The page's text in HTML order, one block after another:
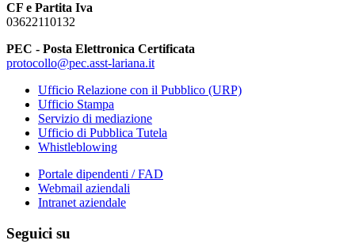
CF e Partita Iva
03622110132
PEC - Posta Elettronica Certificata
protocollo@pec.asst-lariana.it
Ufficio Relazione con il Pubblico (URP)
Ufficio Stampa
Servizio di mediazione
Ufficio di Pubblica Tutela
Whistleblowing
Portale dipendenti / FAD
Webmail aziendali
Intranet aziendale
Seguici su